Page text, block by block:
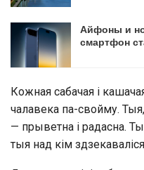
Айфоны и
смартфон
Кожная сабачая і
чалавека па-свойму.
— прыветна і радасна.
тыя над кім